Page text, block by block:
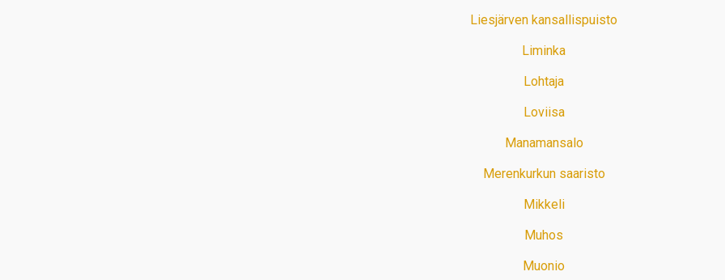
Liesjärven kansallispuisto
Liminka
Lohtaja
Loviisa
Manamansalo
Merenkurkun saaristo
Mikkeli
Muhos
Muonio